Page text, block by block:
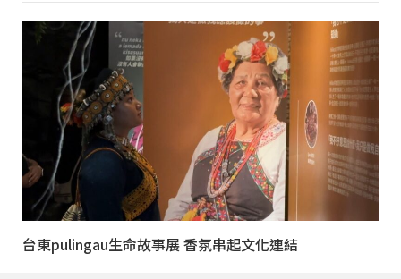
台東pulingau生命故事展 香氛串起文化連結